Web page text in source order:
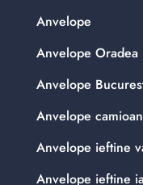
Anvelope
Anvelope Oradea
Anvelope
Anvelope
Anvelope ieftine
Anvelope ieftine